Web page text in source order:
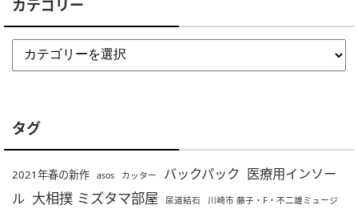
カテゴリー
タグ
2021年春の新作 asos カッター バックパック 医療用インソー
ル 大相撲 ミズタマ部屋 尿道結石 川崎市 藤子・F・不二雄ミュージ